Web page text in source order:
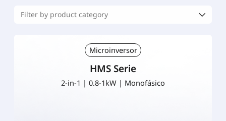
Microinversor
HMS Serie
2-in-1 | 0.8-1kW | Monofásico